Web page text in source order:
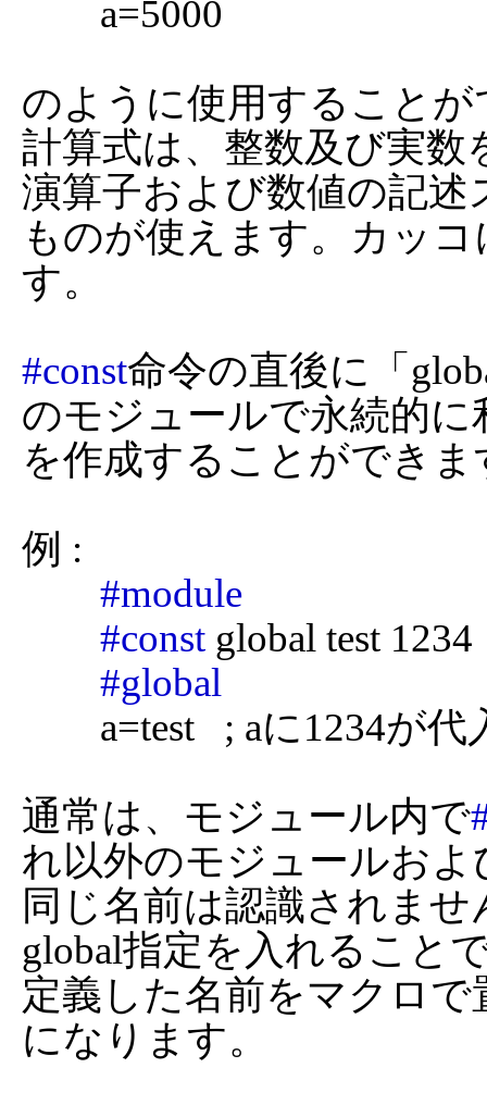
のように使用すること
計算式は、整数及び実
演算子および数値の記
ものが使えます。カッ
す。
#const命令の直後に「
のモジュールで永続的
を作成することができま
例 :
#module
#const global test 1234
#global
通常は、モジュール内で
れ以外のモジュールお
同じ名前は認識されませ
global指定を入れること
定義した名前をマクロ
になります。